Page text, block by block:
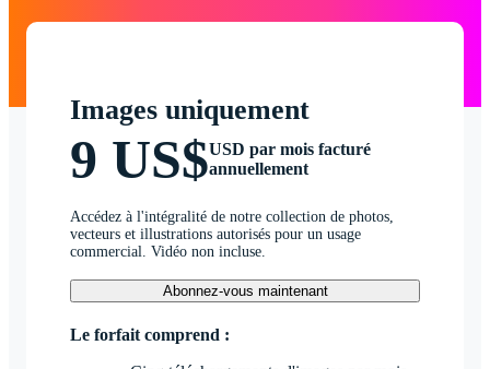
Images uniquement
9 US$USD par mois facturé
annuellement
Accédez à l'intégralité de notre collection de photos,
vecteurs et illustrations autorisés pour un usage
commercial. Vidéo non incluse.
Abonnez-vous maintenant
Le forfait comprend :